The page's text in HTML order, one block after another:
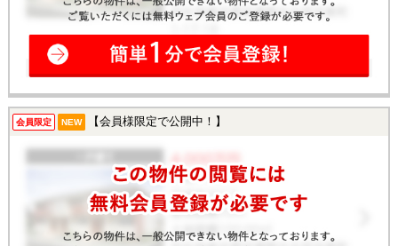
会員限定 NEW 【会員様限定で公開中！】